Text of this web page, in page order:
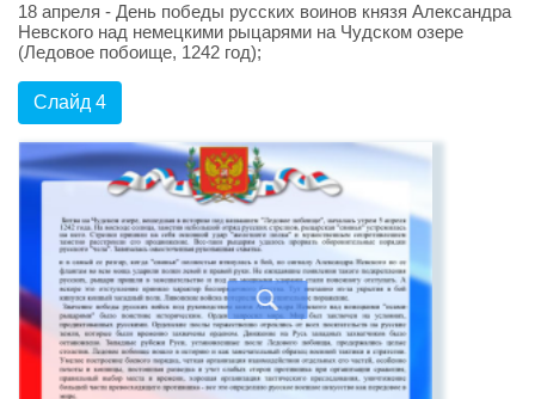
18 апреля - День победы русских воинов князя Александра
Невского над немецкими рыцарями на Чудском озере
(Ледовое побоище, 1242 год);
Слайд 4